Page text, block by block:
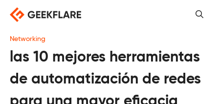
Saltar
contenido
Networking
las 10 mejores herramientas
de automatización de redes